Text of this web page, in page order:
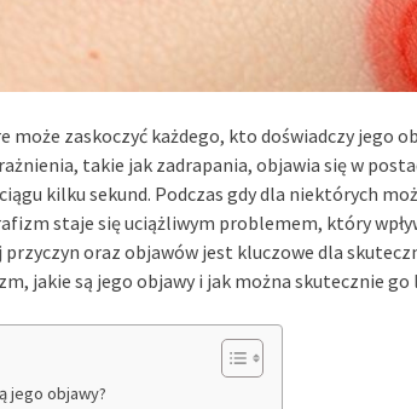
zaskoczyć każdego, kto doświadczy jego
takie jak zadrapania, objawia się w
kilku sekund. Podczas gdy dla niektórych
staje się uciążliwym problemem, który
oraz objawów jest kluczowe dla
jakie są jego objawy i jak można skutecznie go
jego objawy?